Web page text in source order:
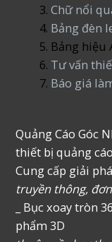
Chữ nổi
Bảng đèn
Bảng hiệu
Tư vấn
Báo giá
Quảng Cáo Góc
thiết bị quảng
Cung cấp giải
truyền thông,
_ Bục xoay tròn
phẩm 3D